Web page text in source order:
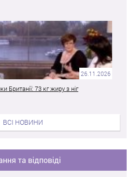
26.11.2026
Британії: 73 кг жиру з ніг
ВСІ НОВИНИ
та відповіді